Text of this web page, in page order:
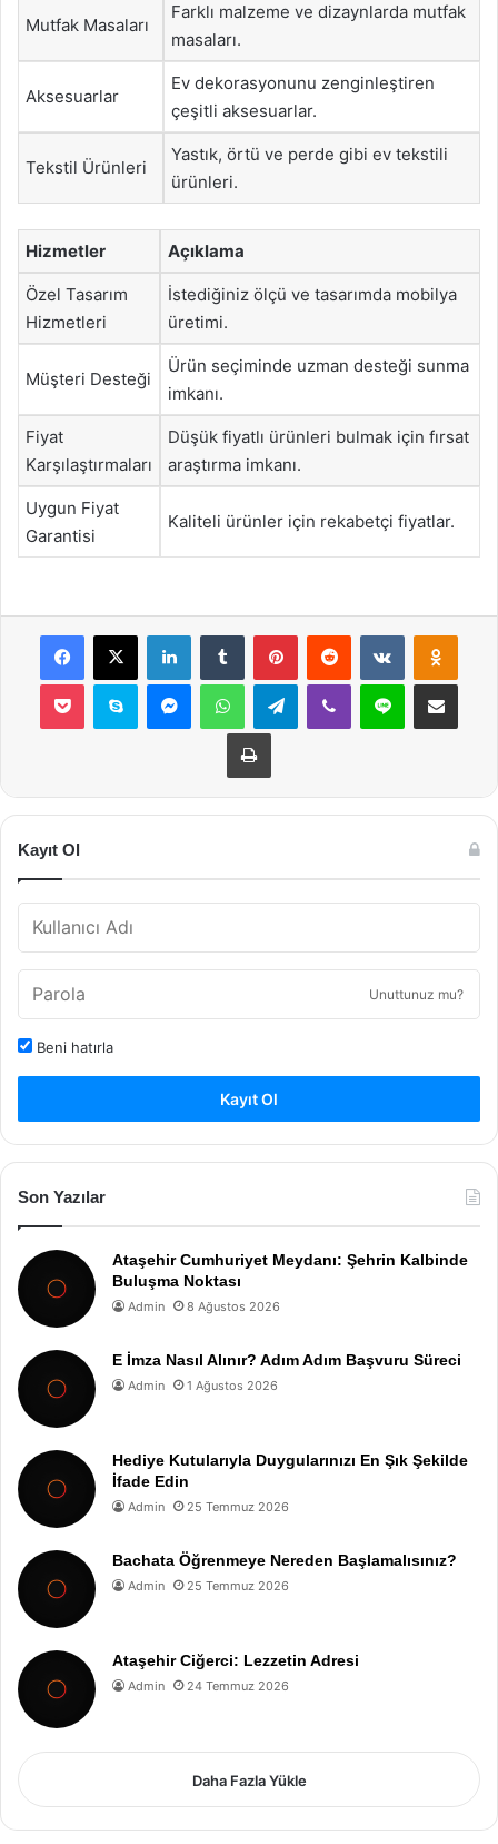
Mutfak Masaları
Farklı malzeme ve dizaynlarda mutfak
masaları.
Aksesuarlar
Ev dekorasyonunu zenginleştiren
çeşitli aksesuarlar.
Tekstil Ürünleri
Yastık, örtü ve perde gibi ev tekstili
ürünleri.
Hizmetler Açıklama
Özel Tasarım
Hizmetleri
İstediğiniz ölçü ve tasarımda mobilya
üretimi.
Müşteri Desteği
Ürün seçiminde uzman desteği sunma
imkanı.
Fiyat
Karşılaştırmaları
Düşük fiyatlı ürünleri bulmak için fırsat
araştırma imkanı.
Uygun Fiyat
Garantisi
Kaliteli ürünler için rekabetçi fiyatlar.
Facebook
X LinkedInTumblr PinterestReddit VKontakte
Pocket Skype MessengerWhatsAppTelegramViber Line E-Posta ile
Yazdır
Kayıt Ol
Unuttunuz mu?
Beni hatırla
Kayıt Ol
Son Yazılar
Ataşehir Cumhuriyet Meydanı: Şehrin Kalbinde
Buluşma Noktası
Admin 8 Ağustos 2026
E İmza Nasıl Alınır? Adım Adım Başvuru Süreci
Admin 1 Ağustos 2026
Hediye Kutularıyla Duygularınızı En Şık Şekilde
İfade Edin
Admin 25 Temmuz 2026
Bachata Öğrenmeye Nereden Başlamalısınız?
Admin 25 Temmuz 2026
Ataşehir Ciğerci: Lezzetin Adresi
Admin 24 Temmuz 2026
Daha Fazla Yükle